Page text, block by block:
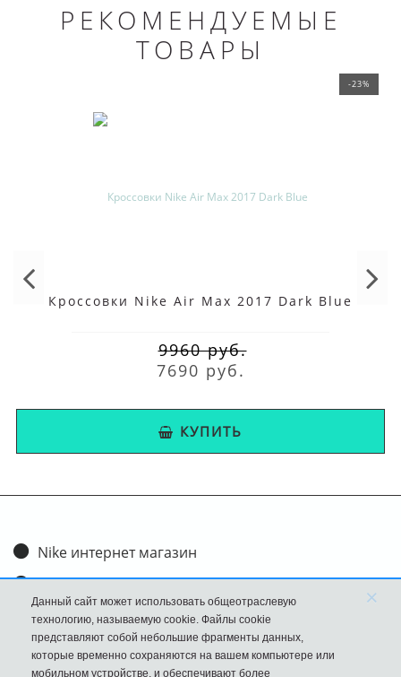
РЕКОМЕНДУЕМЫЕ
ТОВАРЫ
-23%
Кроссовки Nike Air Max 2017 Dark Blue
9960 руб.
7690 руб.
КУПИТЬ
Nike интернет магазин
Доставка и оплата
Обмен и возврат
Размеры
Данный сайт может использовать общеотраслевую
технологию, называемую cookie. Файлы cookie
представляют собой небольшие фрагменты данных,
которые временно сохраняются на вашем компьютере или
мобильном устройстве, и обеспечивают более
×